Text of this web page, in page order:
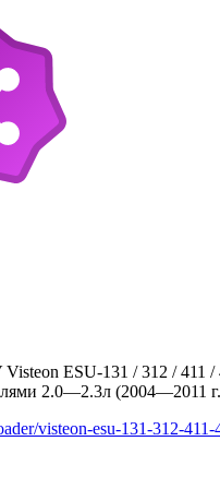
ESU-131 / 312 / 411
2.0—2.3л (2004—2011
visteon-esu-131-312-